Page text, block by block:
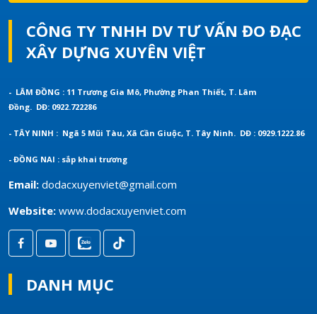
CÔNG TY TNHH DV TƯ VẤN ĐO ĐẠC
XÂY DỰNG XUYÊN VIỆT
- LÂM ĐỒNG : 11 Trương Gia Mô, Phường Phan Thiết, T. Lâm
Đồng. DĐ: 0922.722286
- TÂY NINH : Ngã 5 Mũi Tàu, Xã Cần Giuộc, T. Tây Ninh. DĐ : 0929.1222.86
- ĐỒNG NAI : sắp khai trương
Email: dodacxuyenviet@gmail.com
Website: www.dodacxuyenviet.com
DANH MỤC